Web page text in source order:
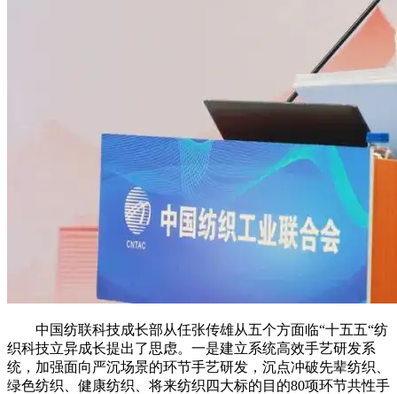
中国纺联科技成长部从任张传雄从五个方面临“十五五“纺
织科技立异成长提出了思虑。一是建立系统高效手艺研发系
统，加强面向严沉场景的环节手艺研发，沉点冲破先辈纺织、
绿色纺织、健康纺织、将来纺织四大标的目的80项环节共性手